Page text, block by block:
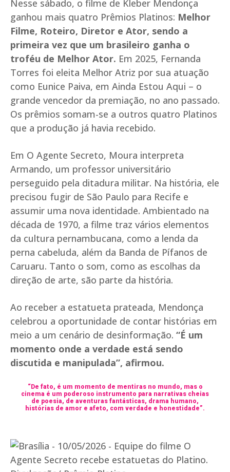
Nesse sábado, o filme de Kleber Mendonça
ganhou mais quatro Prêmios Platinos: Melhor
Filme, Roteiro, Diretor e Ator, sendo a
primeira vez que um brasileiro ganha o
troféu de Melhor Ator. Em 2025, Fernanda
Torres foi eleita Melhor Atriz por sua atuação
como Eunice Paiva, em Ainda Estou Aqui – o
grande vencedor da premiação, no ano passado.
Os prêmios somam-se a outros quatro Platinos
que a produção já havia recebido.
Em O Agente Secreto, Moura interpreta
Armando, um professor universitário
perseguido pela ditadura militar. Na história, ele
precisou fugir de São Paulo para Recife e
assumir uma nova identidade. Ambientado na
década de 1970, a filme traz vários elementos
da cultura pernambucana, como a lenda da
perna cabeluda, além da Banda de Pífanos de
Caruaru. Tanto o som, como as escolhas da
direção de arte, são parte da história.
Ao receber a estatueta prateada, Mendonça
celebrou a oportunidade de contar histórias em
meio a um cenário de desinformação. “É um
momento onde a verdade está sendo
discutida e manipulada”, afirmou.
“De fato, é um momento de mentiras no mundo, mas o
cinema é um poderoso instrumento para narrativas cheias
de poesia, de aventuras fantásticas, drama humano,
histórias de amor e afeto, com verdade e honestidade”.